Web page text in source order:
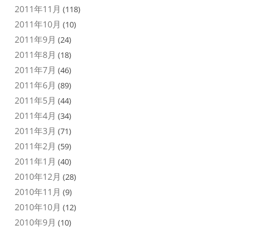
2011年11月 (118)
2011年10月 (10)
2011年9月 (24)
2011年8月 (18)
2011年7月 (46)
2011年6月 (89)
2011年5月 (44)
2011年4月 (34)
2011年3月 (71)
2011年2月 (59)
2011年1月 (40)
2010年12月 (28)
2010年11月 (9)
2010年10月 (12)
2010年9月 (10)